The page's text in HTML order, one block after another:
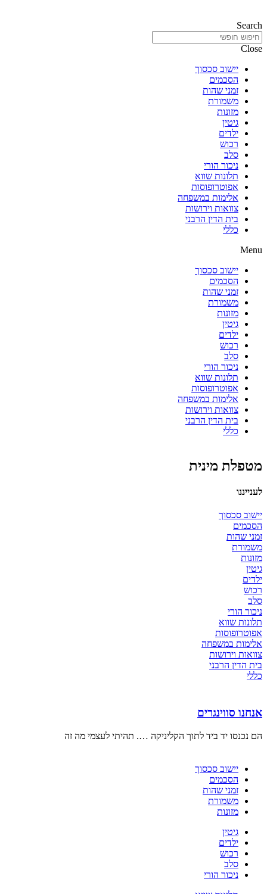
Search
Close
יישוב סכסוך
הסכמים
זמני שהות
משמורת
מזונות
גיטין
ילדים
רכוש
סלב
ניכור הורי
תלונות שווא
אפוטרופוסות
אלימות במשפחה
צוואות וירושות
בית הדין הרבני
כללי
Menu
יישוב סכסוך
הסכמים
זמני שהות
משמורת
מזונות
גיטין
ילדים
רכוש
סלב
ניכור הורי
תלונות שווא
אפוטרופוסות
אלימות במשפחה
צוואות וירושות
בית הדין הרבני
כללי
מטפלת מינית
לענייננו
יישוב סכסוך
הסכמים
זמני שהות
משמורת
מזונות
גיטין
ילדים
רכוש
סלב
ניכור הורי
תלונות שווא
אפוטרופוסות
אלימות במשפחה
צוואות וירושות
בית הדין הרבני
כללי
אנחנו סווינגרים
הם נכנסו יד ביד לתוך הקליניקה …. תהיתי לעצמי מה זה
יישוב סכסוך
הסכמים
זמני שהות
משמורת
מזונות
גיטין
ילדים
רכוש
סלב
ניכור הורי